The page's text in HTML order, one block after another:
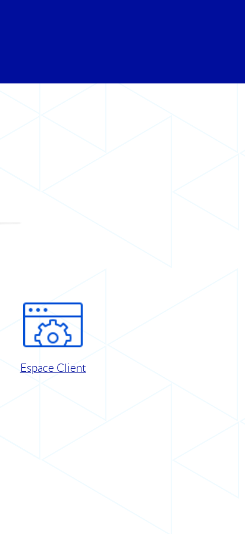
Espace Client